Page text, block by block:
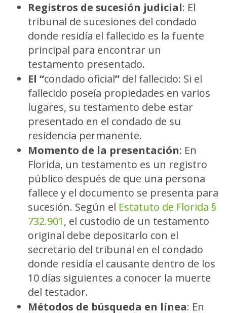
Registros de sucesión judicial: El
tribunal de sucesiones del condado
donde residía el fallecido es la fuente
principal para encontrar un
testamento presentado.
El “condado oficial” del fallecido: Si el
fallecido poseía propiedades en varios
lugares, su testamento debe estar
presentado en el condado de su
residencia permanente.
Momento de la presentación: En
Florida, un testamento es un registro
público después de que una persona
fallece y el documento se presenta para
sucesión. Según el Estatuto de Florida §
732.901, el custodio de un testamento
original debe depositarlo con el
secretario del tribunal en el condado
donde residía el causante dentro de los
10 días siguientes a conocer la muerte
del testador.
Métodos de búsqueda en línea: En